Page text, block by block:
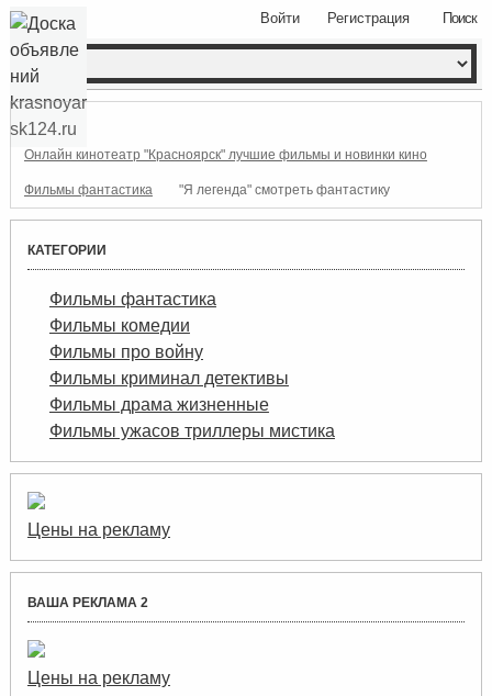
Поиск
Войти Регистрация
Онлайн кинотеатр "Красноярск" лучшие фильмы и новинки кино
Фильмы фантастика "Я легенда" смотреть фантастику
КАТЕГОРИИ
Фильмы фантастика
Фильмы комедии
Фильмы про войну
Фильмы криминал детективы
Фильмы драма жизненные
Фильмы ужасов триллеры мистика
Цены на рекламу
ВАША РЕКЛАМА 2
Цены на рекламу